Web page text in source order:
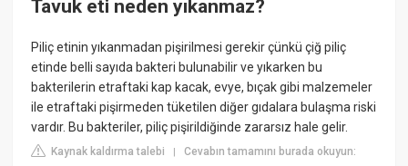
Tavuk eti neden yıkanmaz?
Piliç etinin yıkanmadan pişirilmesi gerekir çünkü çiğ piliç
etinde belli sayıda bakteri bulunabilir ve yıkarken bu
bakterilerin etraftaki kap kacak, evye, bıçak gibi malzemeler
ile etraftaki pişirmeden tüketilen diğer gıdalara bulaşma riski
vardır. Bu bakteriler, piliç pişirildiğinde zararsız hale gelir.
Kaynak kaldırma talebi |Cevabın tamamını burada okuyun: